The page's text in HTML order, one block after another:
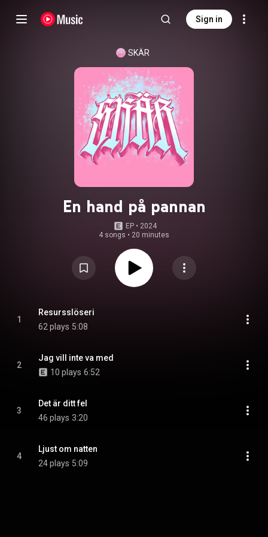
Sign in
SKÄR
En hand på pannan
EP • 2024
4 songs • 20 minutes
1
Resursslöseri
62 plays 5:08
2
Jag vill inte va med
10 plays 6:52
3
Det är ditt fel
46 plays 3:20
4
Ljust om natten
24 plays 5:09